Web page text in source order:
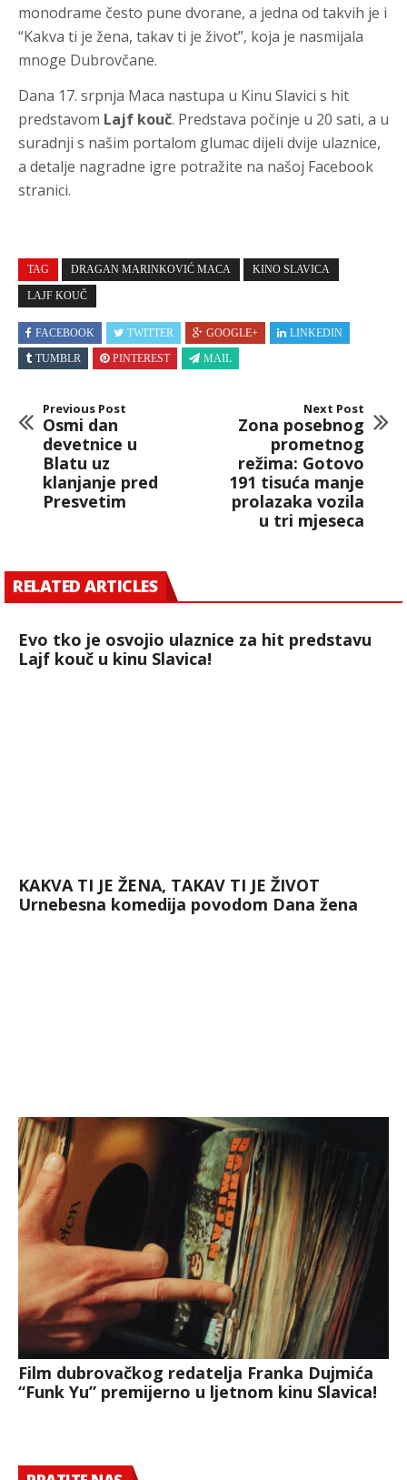
monodrame često pune dvorane, a jedna od takvih je i
“Kakva ti je žena, takav ti je život”, koja je nasmijala
mnoge Dubrovčane.
Dana 17. srpnja Maca nastupa u Kinu Slavici s hit
predstavom Lajf kouč. Predstava počinje u 20 sati, a u
suradnji s našim portalom glumac dijeli dvije ulaznice,
a detalje nagradne igre potražite na našoj Facebook
stranici.
TAG DRAGAN MARINKOVIĆ MACA KINO SLAVICA
LAJF KOUČ
FACEBOOK TWITTER GOOGLE+
LINKEDIN
TUMBLR
PINTEREST MAIL
Previous Post
Osmi dan
devetnice u
Blatu uz
klanjanje pred
Presvetim
Next Post
Zona posebnog
prometnog
režima: Gotovo
191 tisuća manje
prolazaka vozila
u tri mjeseca
RELATED ARTICLES
Evo tko je osvojio ulaznice za hit predstavu
Lajf kouč u kinu Slavica!
KAKVA TI JE ŽENA, TAKAV TI JE ŽIVOT
Urnebesna komedija povodom Dana žena
Film dubrovačkog redatelja Franka Dujmića
“Funk Yu” premijerno u ljetnom kinu Slavica!